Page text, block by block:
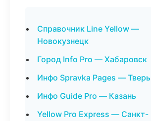
Справочник Line Yellow —
Новокузнецк
Город Info Pro — Хабаровск
Инфо Spravka Pages — Тверь
Инфо Guide Pro — Казань
Yellow Pro Express — Санкт-